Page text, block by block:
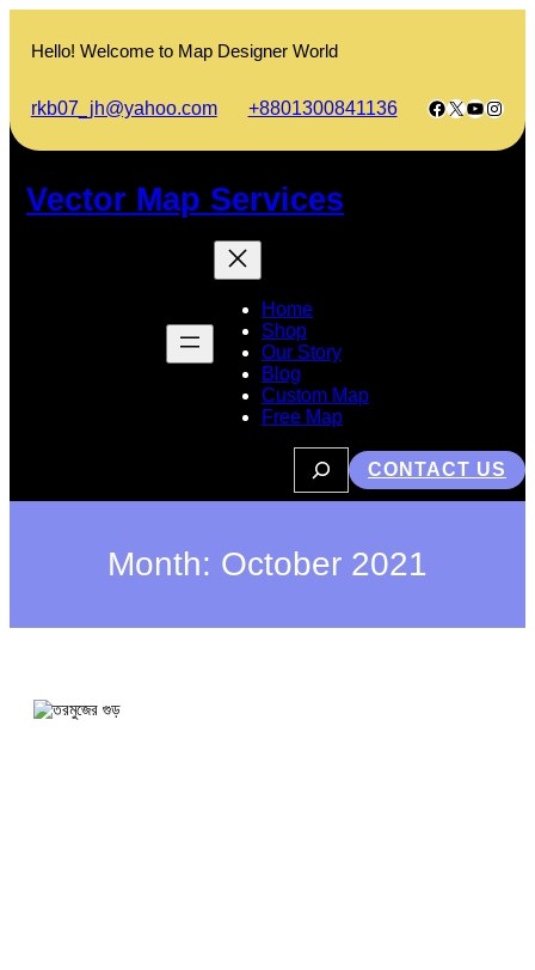
content
Hello! Welcome to Map Designer World
rkb07_jh@yahoo.com +8801300841136 Facebook
X
Vector Map Services
Home
Shop
Our Story
Blog
Custom Map
Free Map
a
h
CONTACT US
Month: October 2021